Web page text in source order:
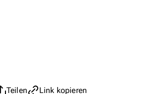
Teilen
Link kopieren